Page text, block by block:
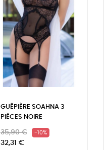
GUÊPIÈRE SOAHNA 3
PIÈCES NOIRE
35,90 € -10%
32,31 €